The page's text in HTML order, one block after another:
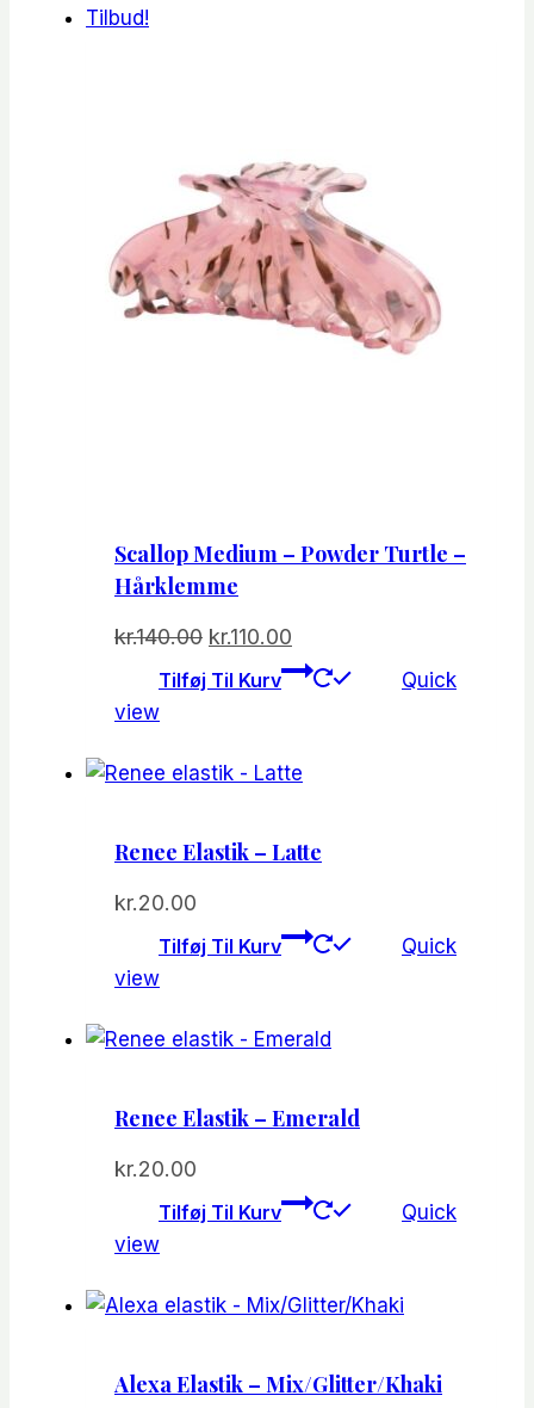
Tilbud!
Scallop Medium – Powder Turtle –
Hårklemme
kr.140.00 Den
oprindelige
kr.140.00.
kr.110.00
aktuelle
kr.110.00.
Tilføj Til Kurv
Quick
view
Renee Elastik – Latte
kr.20.00
Tilføj Til Kurv
Quick
view
Renee Elastik – Emerald
kr.20.00
Tilføj Til Kurv
Quick
view
Alexa Elastik – Mix/Glitter/Khaki